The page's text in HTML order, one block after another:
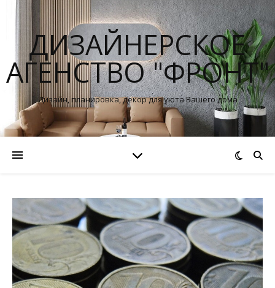
ДИЗАЙНЕРСКОЕ
АГЕНСТВО "ФРОНТ"
Дизайн, планировка, декор для уюта Вашего дома